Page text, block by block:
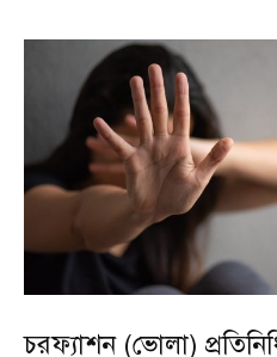
চরফ্যাশন (ভোলা)